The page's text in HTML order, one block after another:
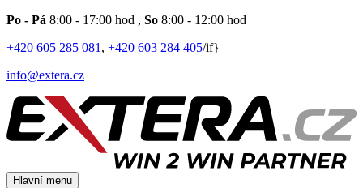
Po - Pá 8:00 - 17:00 hod , So 8:00 - 12:00 hod
+420 605 285 081 , +420 603 284 405/if}
info@extera.cz
Hlavní menu